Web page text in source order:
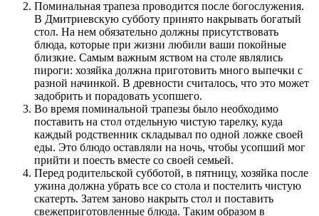
Поминальная трапеза проводится после богослужения.
В Дмитриевскую субботу принято накрывать богатый
стол. На нем обязательно должны присутствовать
блюда, которые при жизни любили ваши покойные
близкие. Самым важным яством на столе являлись
пироги: хозяйка должна приготовить много выпечки с
разной начинкой. В древности считалось, что это может
задобрить и порадовать усопшего.
Во время поминальной трапезы было необходимо
поставить на стол отдельную чистую тарелку, куда
каждый родственник складывал по одной ложке своей
еды. Это блюдо оставляли на ночь, чтобы усопший мог
прийти и поесть вместе со своей семьей.
Перед родительской субботой, в пятницу, хозяйка после
ужина должна убрать все со стола и постелить чистую
скатерть. Затем заново накрыть стол и поставить
свежеприготовленные блюда. Таким образом в